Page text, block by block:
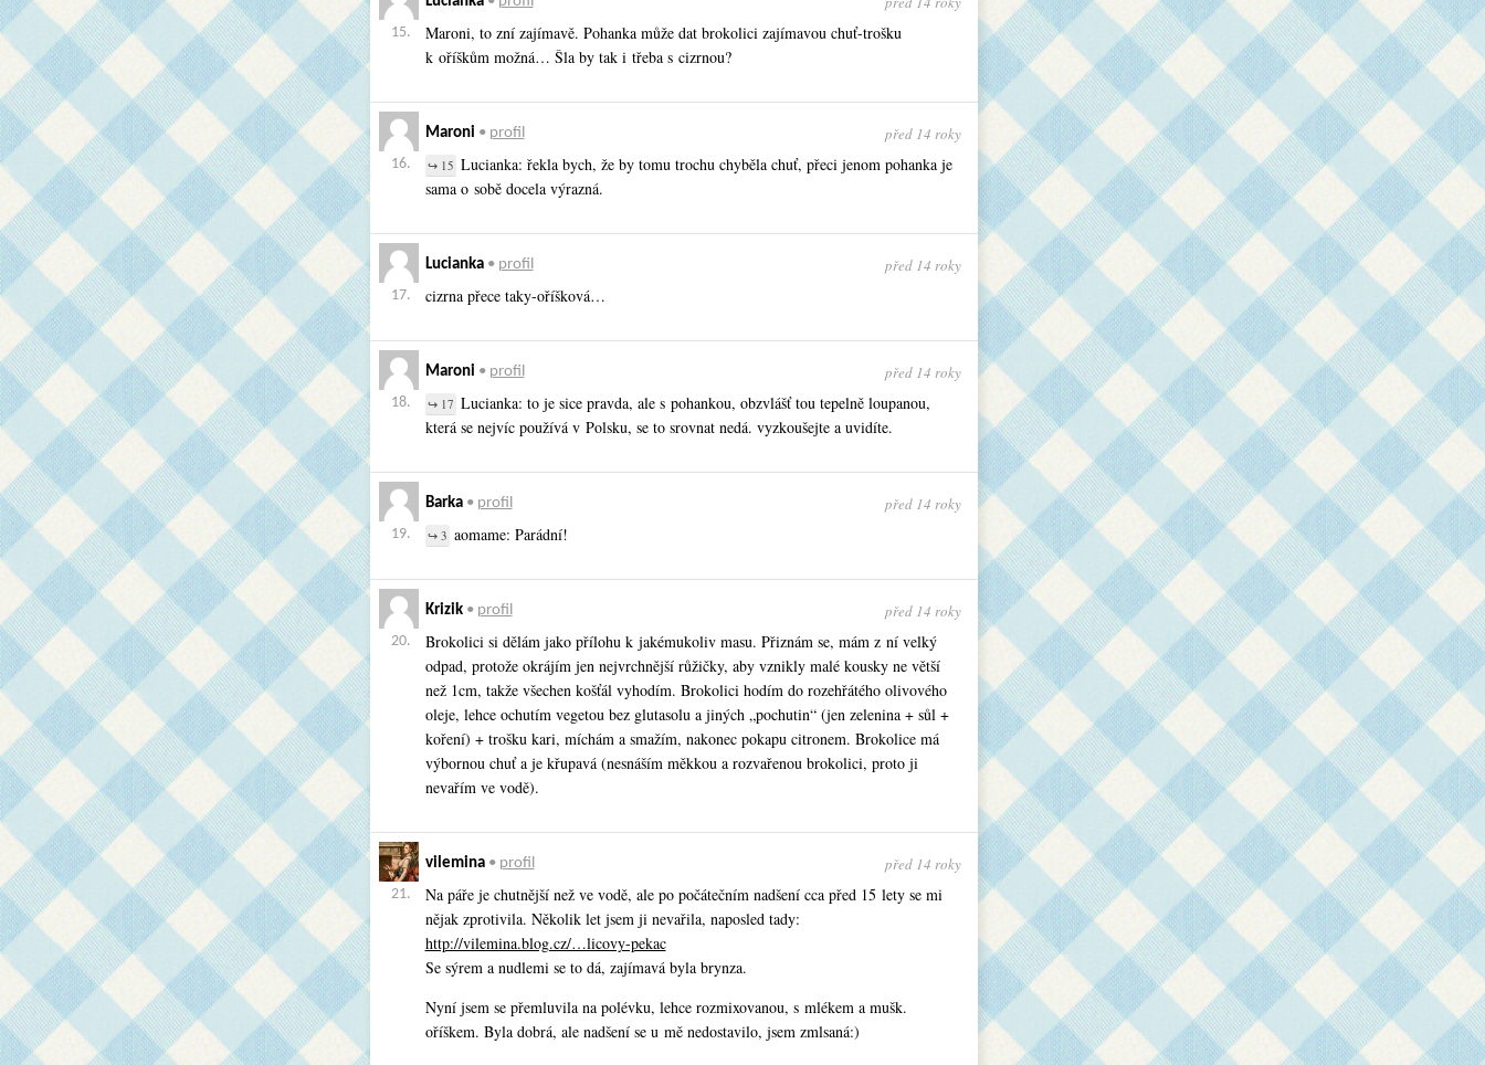
15.
Maroni, to zní zajímavě. Pohanka může dat brokolici zajímavou chuť-trošku
k oříškům možná… Šla by tak i třeba s cizrnou?
16.
Maroni • profil před 14 roky
↪ 15 Lucianka: řekla bych, že by tomu trochu chyběla chuť, přeci jenom pohanka je
sama o sobě docela výrazná.
17.
Lucianka• profil před 14 roky
cizrna přece taky-oříšková…
18.
Maroni • profil před 14 roky
↪ 17 Lucianka: to je sice pravda, ale s pohankou, obzvlášť tou tepelně loupanou,
která se nejvíc používá v Polsku, se to srovnat nedá. vyzkoušejte a uvidíte.
19.
Barka• profil před 14 roky
↪ 3 aomame: Parádní!
20.
Krizik• profil před 14 roky
Brokolici si dělám jako přílohu k jakémukoliv masu. Přiznám se, mám z ní velký
odpad, protože okrájím jen nejvrchnější růžičky, aby vznikly malé kousky ne větší
než 1cm, takže všechen košťál vyhodím. Brokolici hodím do rozehřátého olivového
oleje, lehce ochutím vegetou bez glutasolu a jiných „pochutin“ (jen zelenina + sůl +
koření) + trošku kari, míchám a smažím, nakonec pokapu citronem. Brokolice má
výbornou chuť a je křupavá (nesnáším měkkou a rozvařenou brokolici, proto ji
nevařím ve vodě).
21.
vilemina• profil před 14 roky
Na páře je chutnější než ve vodě, ale po počátečním nadšení cca před 15 lety se mi
nějak zprotivila. Několik let jsem ji nevařila, naposled tady:
http://vilemina.blog.cz/…licovy-pekac
Se sýrem a nudlemi se to dá, zajímavá byla brynza.
Nyní jsem se přemluvila na polévku, lehce rozmixovanou, s mlékem a mušk.
oříškem. Byla dobrá, ale nadšení se u mě nedostavilo, jsem zmlsaná:)